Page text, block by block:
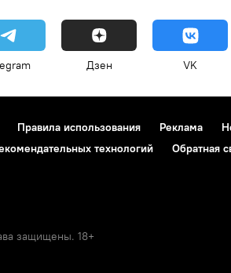
Дзен VK
Правила использования Реклама
технологий
Обратная
защищены. 18+